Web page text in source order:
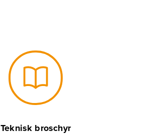
Teknisk broschyr